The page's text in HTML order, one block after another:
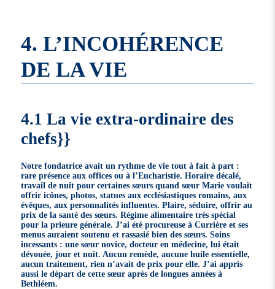
4. L’INCOHÉRENCE
DE LA VIE
4.1 La vie extra-ordinaire des
chefs}}
Notre fondatrice avait un rythme de vie tout à fait à part :
rare présence aux offices ou à l’Eucharistie. Horaire décalé,
travail de nuit pour certaines sœurs quand sœur Marie voulait
offrir icônes, photos, statues aux ecclésiastiques romains, aux
évêques, aux personnalités influentes. Plaire, séduire, offrir au
prix de la santé des sœurs. Régime alimentaire très spécial
pour la prieure générale. J’ai été procureuse à Currière et ses
menus auraient soutenu et rassasié bien des sœurs. Soins
incessants : une sœur novice, docteur en médecine, lui était
dévouée, jour et nuit. Aucun remède, aucune huile essentielle,
aucun traitement, rien n’avait de prix pour elle. J’ai appris
aussi le départ de cette sœur après de longues années à
Bethléem.